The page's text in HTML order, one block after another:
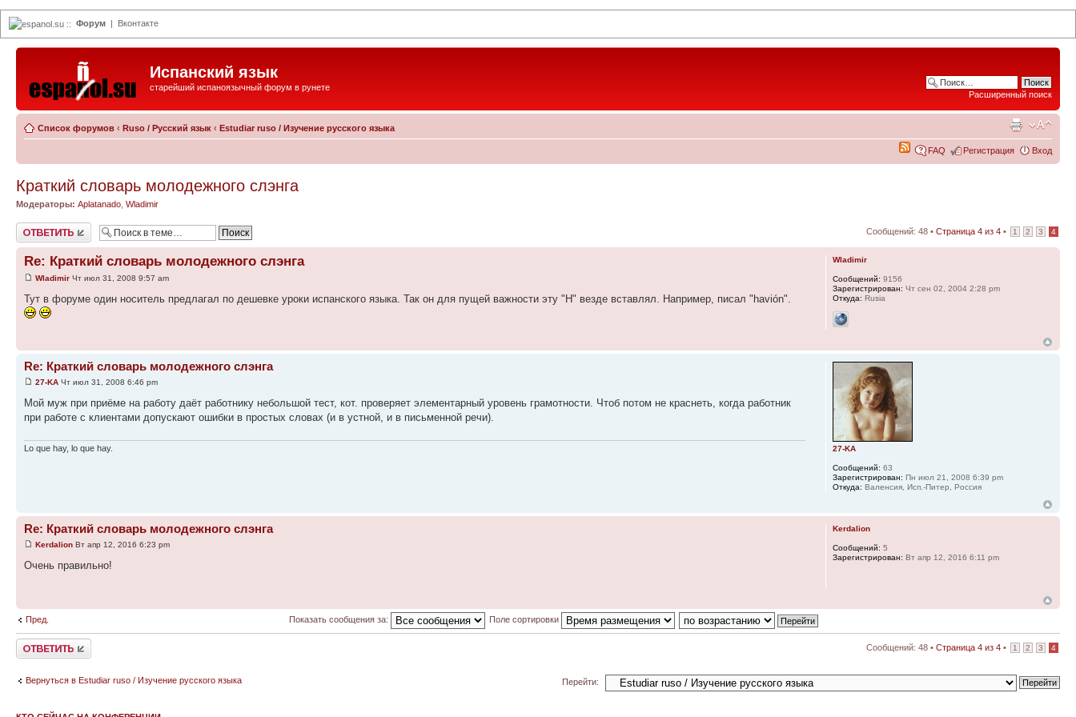
espanol.su :: Форум | Вконтакте
Испанский язык
старейший испаноязычный форум в рунете
Расширенный поиск
Список форумов ‹ Ruso / Русский язык ‹ Estudiar ruso / Изучение русского языка
FAQ Регистрация Вход
Краткий словарь молодежного слэнга
Модераторы: Aplatanado Wladimir
Ответить Сообщений: 48 • Страница 4 из 4 • 1 2 3 4
Re: Краткий словарь молодежного слэнга
Wladimir Чт июл 31, 2008 9:57 am
Тут в форуме один носитель предлагал по дешевке уроки испанского языка. Так он для пущей важности эту "H" везде вставлял. Например, писал "havión".
Wladimir
Сообщений: 9156
Зарегистрирован: Чт сен 02, 2004 2:28 pm
Откуда: Rusia
Re: Краткий словарь молодежного слэнга
27-KA Чт июл 31, 2008 6:46 pm
Мой муж при приёме на работу даёт работнику небольшой тест, кот. проверяет элементарный уровень грамотности. Чтоб потом не краснеть, когда работник
при работе с клиентами допускают ошибки в простых словах (и в устной, и в письменной речи).
Lo que hay, lo que hay. 27-KA
Сообщений: 63
Зарегистрирован: Пн июл 21, 2008 6:39 pm
Откуда: Валенсия, Исп.-Питер, Россия
Re: Краткий словарь молодежного слэнга
Kerdalion Вт апр 12, 2016 6:23 pm
Очень правильно!
Kerdalion
Сообщений: 5
Зарегистрирован: Вт апр 12, 2016 6:11 pm
Пред. Показать сообщения за: Поле сортировки
Ответить Сообщений: 48 • Страница 4 из 4 • 1 2 3 4
Вернуться в Estudiar ruso / Изучение русского языка Перейти: